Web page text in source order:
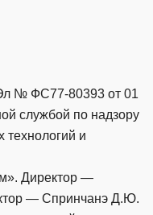
№ ФС77-80393 от 01
службой по надзору
и
Директор —
— Спринчанэ Д.Ю.